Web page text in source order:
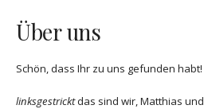
Über uns
Schön, dass Ihr zu uns gefunden habt!
linksgestricktdas sind wir, Matthias